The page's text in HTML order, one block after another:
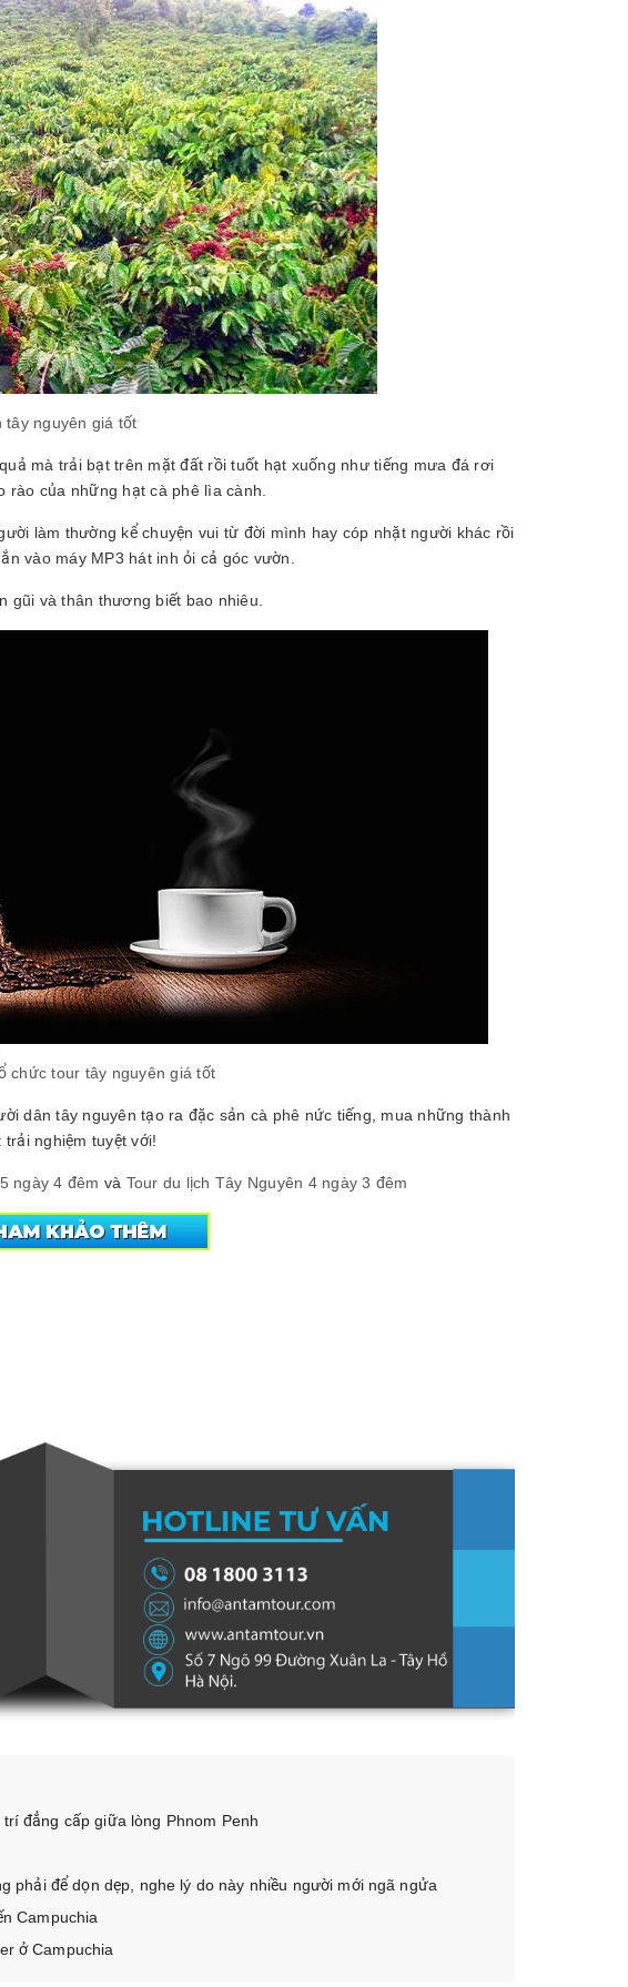
tây nguyên giá tốt
mà trải bạt trên mặt đất rồi tuốt hạt xuống như tiếng mưa đá rơi
của những hạt cà phê lìa cành.
làm thường kể chuyện vui từ đời mình hay cóp nhặt người khác rồi
vào máy MP3 hát inh ỏi cả góc vườn.
gũi và thân thương biết bao nhiêu.
chức tour tây nguyên giá tốt
dân tây nguyên tạo ra đặc sản cà phê nức tiếng, mua những thành
nghiệm tuyệt với!
ngày 4 đêm và Tour du lịch Tây Nguyên 4 ngày 3 đêm
đẳng cấp giữa lòng Phnom Penh
phải để dọn dẹp, nghe lý do này nhiều người mới ngã ngửa
Campuchia
ở Campuchia